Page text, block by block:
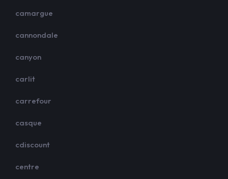
camargue
cannondale
canyon
carlit
carrefour
casque
cdiscount
centre